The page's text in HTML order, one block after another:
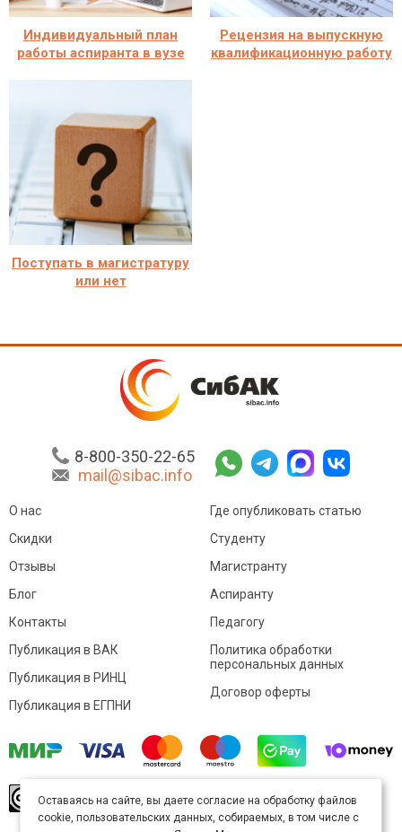
Индивидуальный план
работы аспиранта в вузе
Рецензия на выпускную
квалификационную работу
Поступать в магистратуру
или нет
8-800-350-22-65
mail@sibac.info
О нас
Скидки
Отзывы
Блог
Контакты
Где опубликовать статью
Студенту
Магистранту
Аспиранту
Педагогу
Публикация в ВАК
Публикация в РИНЦ
Публикация в ЕГПНИ
Политика обработки
персональных данных
Договор оферты
произведение доступно полицензии Creative
Commons «Attribution» («Атрибуция») 4.0
Оставаясь на сайте, вы даете согласие на обработку файлов
cookie, пользовательских данных, собираемых, в том числе с